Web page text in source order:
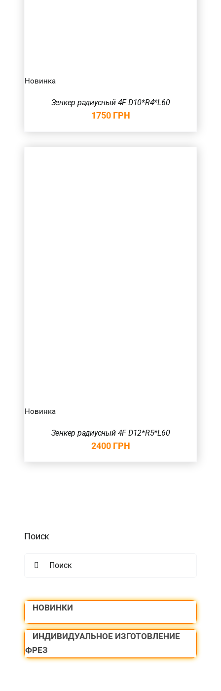
Новинка
Зенкер радиусный 4F D10*R4*L60
1750 ГРН
Новинка
Зенкер радиусный 4F D12*R5*L60
2400 ГРН
Поиск
НОВИНКИ
ИНДИВИДУАЛЬНОЕ ИЗГОТОВЛЕНИЕ
ФРЕЗ